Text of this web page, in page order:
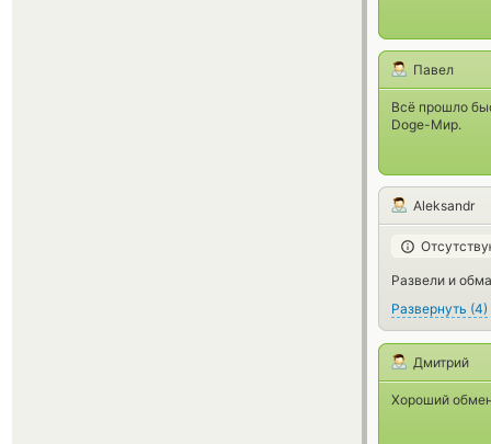
Павел
Всё прошло
Doge-Мир.
Aleksandr
Развели и
Развернуть (4)
Дмитрий
Хороший